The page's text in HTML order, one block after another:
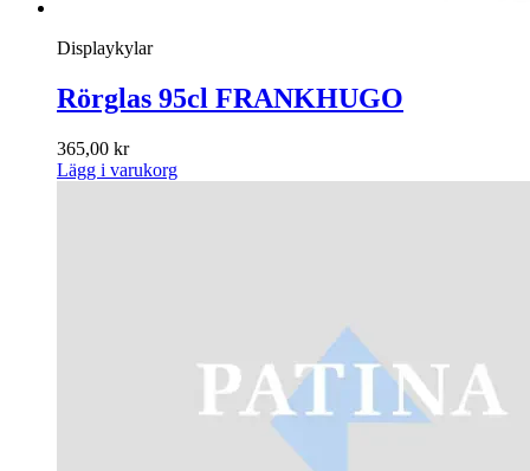
Displaykylar
Rörglas 95cl FRANKHUGO
365,00 kr
Lägg i varukorg